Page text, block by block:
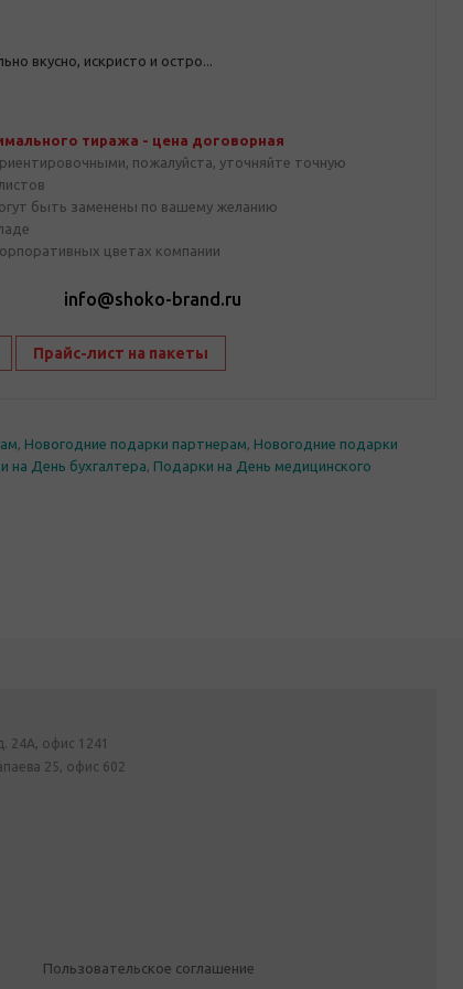
вкусно, искристо и остро...
тиража - цена договорная
пожалуйста, уточняйте точную
быть заменены по вашему желанию
цветах компании
info@shoko-brand.ru
Прайс-лист на пакеты
, Новогодние подарки партнерам, Новогодние подарки
на День бухгалтера, Подарки на День медицинского
24А, офис 1241
25, офис 602
Пользовательское соглашение